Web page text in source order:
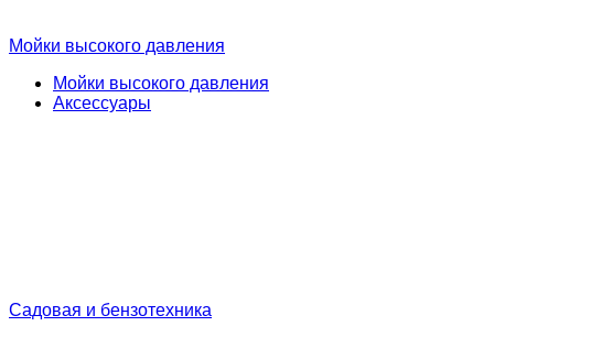
Мойки высокого давления
Мойки высокого давления
Аксессуары
Садовая и бензотехника